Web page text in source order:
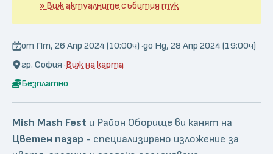
»Виж актуалните събития тук
от Пт, 26 Апр 2024 (10:00ч) ·до Нд, 28 Апр 2024 (19:00ч)
гр. София ·Виж на карта
Безплатно
Mish Mash Fest и Район Оборище ви канят на
Цветен пазар - специализирано изложение за